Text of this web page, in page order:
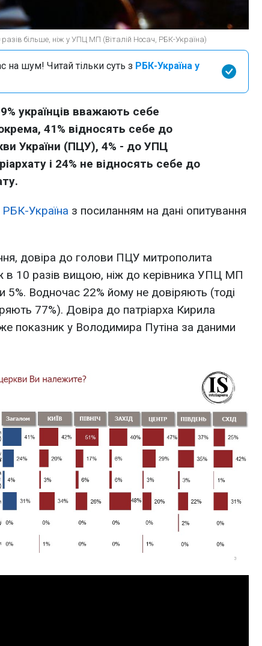
більше, ніж у УПЦ МП (Віталій Носач, РБК-Україна)
на шум! Читай тільки суть з РБК-Україна у
українців вважають себе
41% відносять себе до
України (ПЦУ), 4% - до УПЦ
і 24% не відносять себе до
РБК-Україна з посиланням на дані опитування
довіра до голови ПЦУ митрополита
в 10 разів вищою, ніж до керівника УПЦ МП
5%. Водночас 22% йому не довіряють (тоді
77%). Довіра до патріарха Кирила
показник у Володимира Путіна за даними